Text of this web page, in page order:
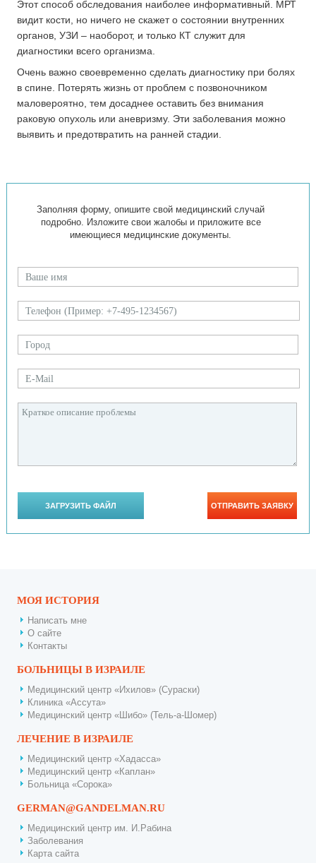
Этот способ обследования наиболее информативный. МРТ
видит кости, но ничего не скажет о состоянии внутренних
органов, УЗИ – наоборот, и только КТ служит для
диагностики всего организма.
Очень важно своевременно сделать диагностику при болях
в спине. Потерять жизнь от проблем с позвоночником
маловероятно, тем досаднее оставить без внимания
раковую опухоль или аневризму. Эти заболевания можно
выявить и предотвратить на ранней стадии.
Заполняя форму, опишите свой медицинский случай
подробно. Изложите свои жалобы и приложите все
имеющиеся медицинские документы.
МОЯ ИСТОРИЯ
Написать мне
О сайте
Контакты
БОЛЬНИЦЫ В ИЗРАИЛЕ
Медицинский центр «Ихилов» (Сураски)
Клиника «Ассута»
Медицинский центр «Шибо» (Тель-а-Шомер)
ЛЕЧЕНИЕ В ИЗРАИЛЕ
Медицинский центр «Хадасса»
Медицинский центр «Каплан»
Больница «Сорока»
GERMAN@GANDELMAN.RU
Медицинский центр им. И.Рабина
Заболевания
Карта сайта